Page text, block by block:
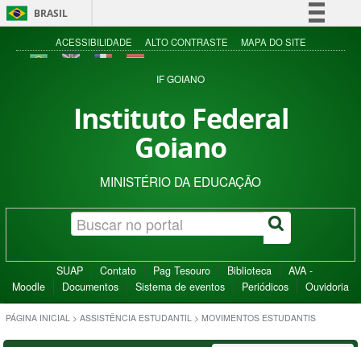
BRASIL
Simplifique!
Acesso à informação
ACESSIBILIDADE ALTO CONTRASTE MAPA DO SITE
IF GOIANO
Instituto Federal
Goiano
MINISTÉRIO DA EDUCAÇÃO
SUAP Contato Pag Tesouro Biblioteca
AVA -
Moodle
Documentos Sistema de eventos Periódicos Ouvidoria
PÁGINA INICIAL > ASSISTÊNCIA ESTUDANTIL > MOVIMENTOS ESTUDANTIS